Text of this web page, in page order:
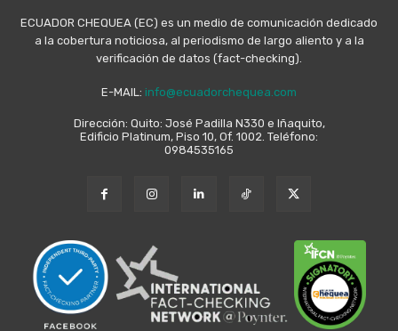
ECUADOR CHEQUEA (EC) es un medio de comunicación dedicado
a la cobertura noticiosa, al periodismo de largo aliento y a la
verificación de datos (fact-checking).
E-MAIL: info@ecuadorchequea.com
Dirección: Quito: José Padilla N330 e Iñaquito,
Edificio Platinum, Piso 10, Of. 1002. Teléfono:
0984535165